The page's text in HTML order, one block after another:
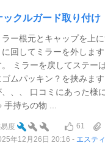
ックルガード取り付け
ラー根元とキャップを上
に回してミラーを外しま
。 ミラーを戻してステー
ゴムパッキン？を挟みま
、、、 口コミにあった様
手持ちの物 ...
度 61
年12月26日 20:16
エステ